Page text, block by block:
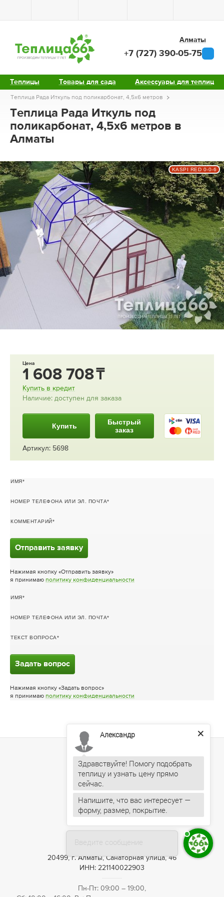
Теплицы Товары для сада Аксессуары для теплиц
Алматы
+7 (727) 390-05-75
Теплица Рада Иткуль под поликарбонат, 4,5х6 метров
Теплица Рада Иткуль под
поликарбонат, 4,5х6 метров в
Алматы
KASPI RED 0-0-6
Цена
1 608 708
Купить в кредит
Наличие: доступен для заказа
Купить
Быстрый
заказ
Артикул: 5698
ИМЯ
НОМЕР ТЕЛЕФОНА ИЛИ ЭЛ. ПОЧТА
КОММЕНТАРИЙ
Отправить заявку
Нажимая кнопку «Отправить заявку»
я принимаю политику конфиденциальности
ИМЯ
НОМЕР ТЕЛЕФОНА ИЛИ ЭЛ. ПОЧТА
ТЕКСТ ВОПРОСА
Задать вопрос
Нажимая кнопку «Задать вопрос»
я принимаю политику конфиденциальности
20499, г. Алматы, Санаторная улица, 46
ИНН: 221140022903
Пн-Пт: 09:00 – 19:00,
Введите сообщение
Александр
Здравствуйте! Помогу подобрать
теплицу и узнать цену прямо
Напишите, что вас интересует —
форму, размер, покрытие.